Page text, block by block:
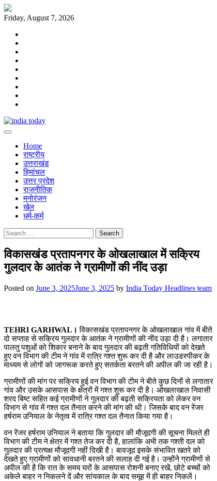
Skip
to
Friday, August 7, 2026
Home
राष्ट्रीय
उत्तराखंड
हिमांचल
उत्तर प्रदेश
राजनीतिक
मनोरंजन
खेल
धर्म-कर्म
Search
for:
विकासखंड प्रतापनगर के ओखलाखाल में सक्रिय
गुलदार के आतंक ने ग्रामीणों की नींद उड़ा
Posted on June 3, 2025June 3, 2025 by India Today Headlines team
TEHRI GARHWAL। विकासखंड प्रतापनगर के ओखलाखाल गांव में बीते
दो सप्ताह से सक्रिय गुलदार के आतंक ने ग्रामीणों की नींद उड़ा दी है। लगातार
पालतु पशुओं को शिकार बनाने के बाद गुलदार की बढ़ती गतिविधियों को देखते
हुए वन विभाग की टीम ने गांव में रात्रि गश्त शुरू कर दी है और लाउडस्पीकर के
माध्यम से लोगों को जागरूक करते हुए सतर्कता बरतने की अपील की जा रही है।
ग्रामीणों की मांग पर सक्रिय हुई वन विभाग की टीम ने बीते कुछ दिनों से लगातार
गांव और उसके आसपास के क्षेत्रों में गश्त शुरू कर दी है। ओखलाखाल निवासी
शरद बिष्ट सहित कई ग्रामीणों ने गुलदार की बढ़ती सक्रियता को लेकर वन
विभाग से गांव में गश्त दल तैनात करने की मांग की थी। जिसके बाद वन रेंजर
हर्षराम उनियाल के नेतृत्व में रात्रि गश्त दल तैनात किया गया है।
वन रेंजर हर्षराम उनियाल ने बताया कि गुलदार की मौजूदगी की सूचना मिलते ही
विभाग की टीम ने क्षेत्र में गश्त तेज कर दी है, हालांकि अभी तक गश्ती दल को
गुलदार की प्रत्यक्ष मौजूदगी नहीं दिखी है। बावजूद इसके संभावित खतरे को
देखते हुए ग्रामीणों को सावधानी बरतने की सलाह दी गई है। उन्होंने ग्रामीणों से
अपील की है कि रात के समय घरों के आसपास रोशनी बनाए रखें, छोटे बच्चों को
अकेले बाहर न निकलने दें और सांयकाल के बाद समूह में ही बाहर निकलें।